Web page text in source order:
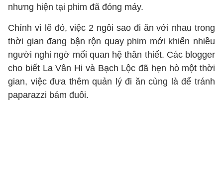
nhưng hiện tại phim đã đóng máy.
Chính vì lẽ đó, việc 2 ngôi sao đi ăn với nhau trong
thời gian đang bận rộn quay phim mới khiến nhiều
người nghi ngờ mối quan hệ thân thiết. Các blogger
cho biết La Vân Hi và Bạch Lộc đã hẹn hò một thời
gian, việc đưa thêm quản lý đi ăn cùng là để tránh
paparazzi bám đuôi.